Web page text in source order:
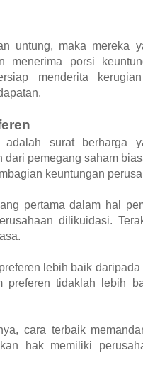
untung, maka mereka
menerima porsi
menderita
adalah surat berharga
dari pemegang saham
keuntungan
pertama dalam hal
dilikuidasi.
lebih baik
preferen tidaklah lebih
cara terbaik
hak memiliki